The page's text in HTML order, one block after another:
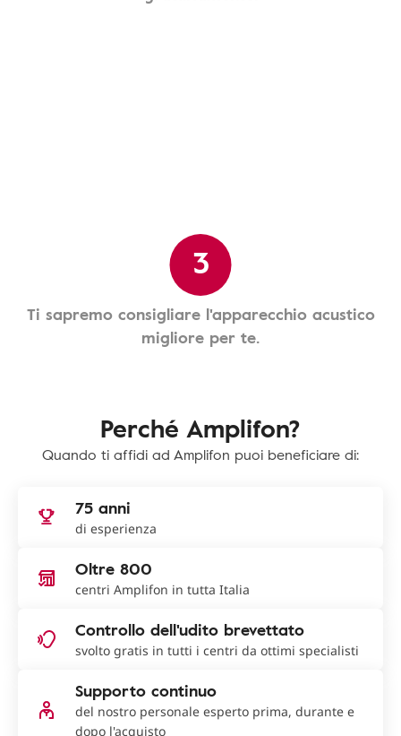
3
Ti sapremo consigliare l'apparecchio acustico
migliore per te.
Perché Amplifon?
Quando ti affidi ad Amplifon puoi beneficiare di:
75 anni
di esperienza
Oltre 800
centri Amplifon in tutta Italia
Controllo dell'udito brevettato
svolto gratis in tutti i centri da ottimi specialisti
Supporto continuo
del nostro personale esperto prima, durante e
dopo l'acquisto